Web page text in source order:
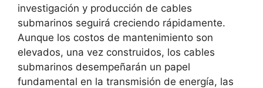
investigación y producción de cables
submarinos seguirá creciendo rápidamente.
Aunque los costos de mantenimiento son
elevados, una vez construidos, los cables
submarinos desempeñarán un papel
fundamental en la transmisión de energía, las